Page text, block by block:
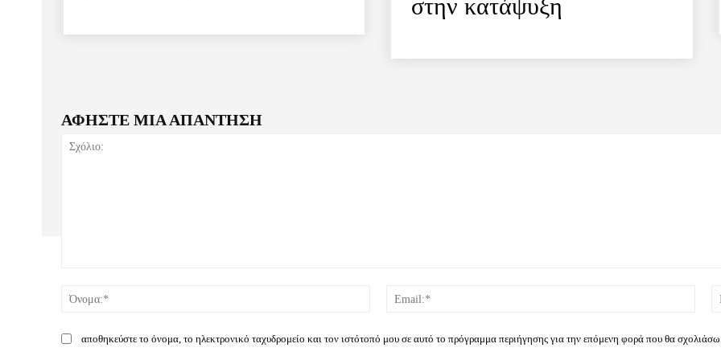
στην κατάψυξη
ΑΦΗΣΤΕ ΜΙΑ ΑΠΑΝΤΗΣΗ
Όνομα:*
αποθηκεύστε το όνομα, το ηλεκτρονικό ταχυδρομείο και τον ιστότοπό μου σε αυτό το πρόγραμμα περιήγησης για την επόμενη φορά που θα